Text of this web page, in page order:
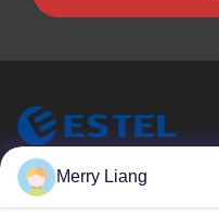
ESTELMerry Liang